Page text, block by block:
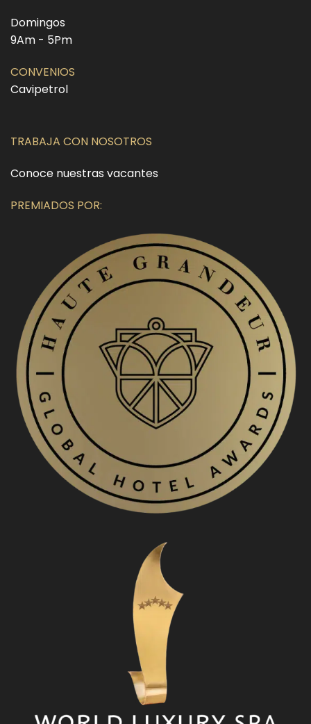
Domingos
9Am - 5Pm
CONVENIOS
Cavipetrol
TRABAJA CON NOSOTROS
Conoce nuestras vacantes
PREMIADOS POR: